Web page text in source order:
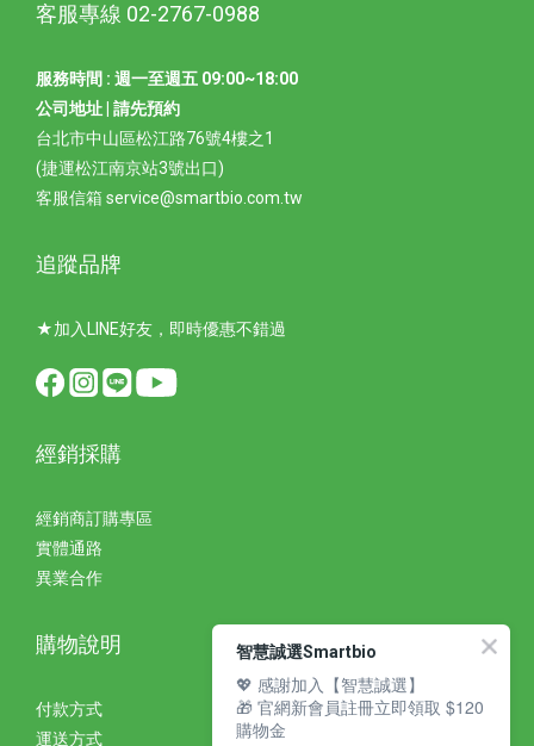
客服專線 02-2767-0988
服務時間 : 週一至週五 09:00~18:00
公司地址 | 請先預約
台北市中山區松江路76號4樓之1
(捷運松江南京站3號出口)
客服信箱 service@smartbio.com.tw
追蹤品牌
★加入LINE好友，即時優惠不錯過
經銷採購
經銷商訂購專區
實體通路
異業合作
購物說明
付款方式
運送方式
智慧誠選Smartbio
💖 感謝加入【智慧誠選】
🎁 官網新會員註冊立即領取 $120
購物金